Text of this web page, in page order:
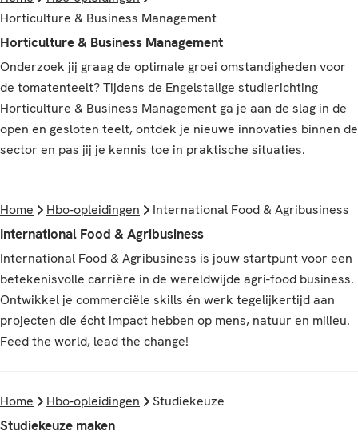
Horticulture & Business Management
Horticulture & Business Management
Onderzoek jij graag de optimale groei omstandigheden voor
de tomatenteelt? Tijdens de Engelstalige studierichting
Horticulture & Business Management ga je aan de slag in de
open en gesloten teelt, ontdek je nieuwe innovaties binnen de
sector en pas jij je kennis toe in praktische situaties.
Home Hbo-opleidingen International Food & Agribusiness
International Food & Agribusiness
International Food & Agribusiness is jouw startpunt voor een
betekenisvolle carrière in de wereldwijde agri-food business.
Ontwikkel je commerciële skills én werk tegelijkertijd aan
projecten die écht impact hebben op mens, natuur en milieu.
Feed the world, lead the change!
Home Hbo-opleidingen Studiekeuze
Studiekeuze maken